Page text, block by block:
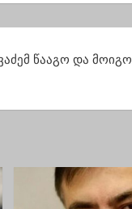
წააგო და მოიგო